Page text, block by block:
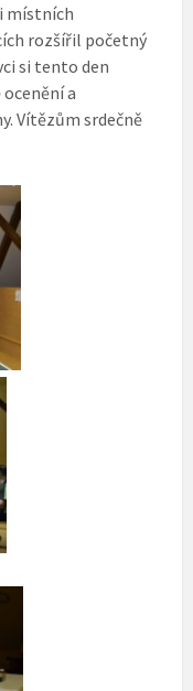
místních
rozšířil početný
si tento den
a
Vítězům srdečně